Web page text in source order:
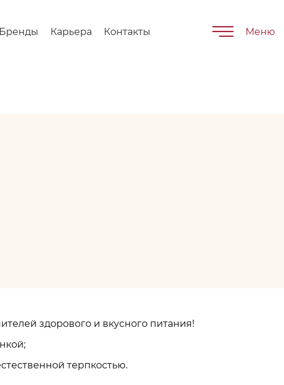
Бренды Карьера Контакты Меню
здорового и вкусного питания!
терпкостью.